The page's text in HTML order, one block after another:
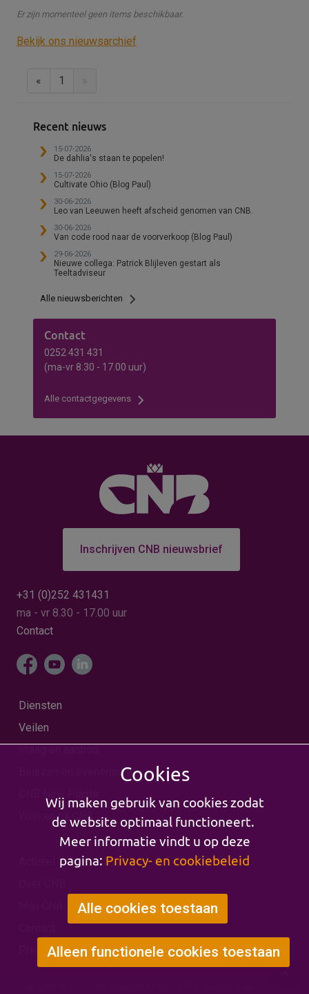
Er zijn momenteel geen items beschikbaar.
Bekijk ons nieuwsarchief
« 1
Recent nieuws
15-07-2026
De dahlia's staan te popelen!
15-07-2026
Cultivate Ohio (Blog Paul)
30-06-2026
Leo van Leeuwen heeft afscheid genomen van CNB.
30-06-2026
Van code rood naar de voorverkoop (Blog Paul)
29-06-2026
Nieuwe collega: Patrick Blijleven gestart als
Teeltadviseur
Alle nieuwsberichten
Contact
0252 431 431
(ma-vr 8.30 - 17.00 uur)
Alle contactgegevens
Inschrijven CNB nieuwsbrief
+31 (0)252 431431
ma - vr 8.30 - 17.00 uur
Contact
Diensten
Veilen
Beurzen en evenementen
Werken bij CNB
Privacy & Cookies
Cookies
Wij maken gebruik van cookies zodat
de website optimaal functioneert.
Meer informatie vindt u op deze
pagina: Privacy- en cookiebeleid
Alle cookies toestaan
Alleen functionele cookies toestaan